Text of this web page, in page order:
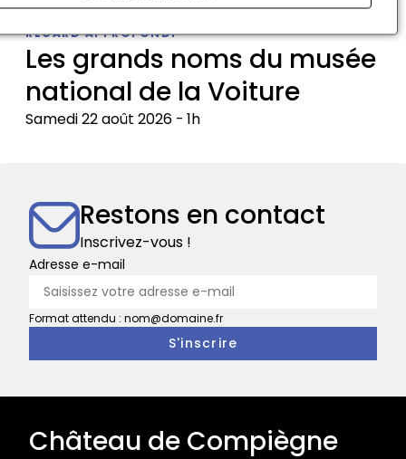
double
de
Prince
et
du
Les grands noms du musée
national de la Voiture
Samedi 22 août 2026 1h
REGARD APPROFONDI
du
musée
national
Voiture
Restons en contact
Inscrivez-vous !
Adresse e-mail
Format attendu : nom@domaine.fr
Château de Compiègne